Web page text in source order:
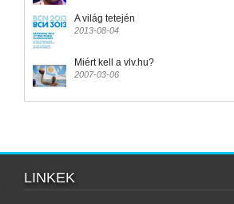
A világ tetején
2013-08-04
Miért kell a vlv.hu?
2007-03-06
LINKEK